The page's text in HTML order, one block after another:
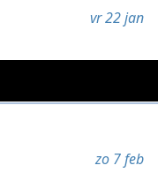
vr 22 jan
zo 7 feb